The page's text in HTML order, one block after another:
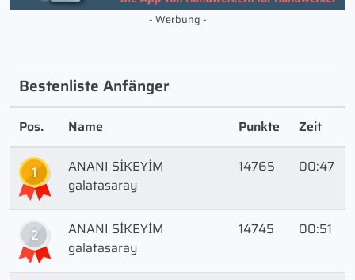
- Werbung -
Bestenliste Anfänger
Pos. Name Punkte Zeit
1
ANANI SİKEYİM
galatasaray
14765 00:47
2
ANANI SİKEYİM
galatasaray
14745 00:51